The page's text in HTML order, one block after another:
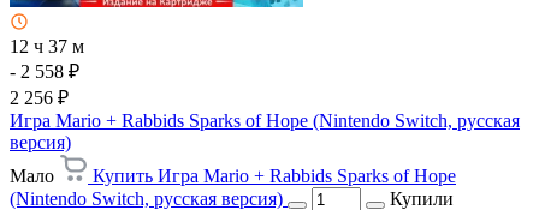
12 ч 37 м
- 2 558 ₽
2 256 ₽
Игра Mario + Rabbids Sparks of Hope (Nintendo Switch, русская
версия)
Мало
Купить Игра Mario + Rabbids Sparks of Hope
(Nintendo Switch, русская версия)
Купили